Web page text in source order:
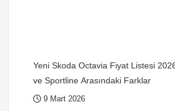
Yeni Skoda Octavia Fiyat Listesi
ve Sportline Arasındaki Farklar
9 Mart 2026